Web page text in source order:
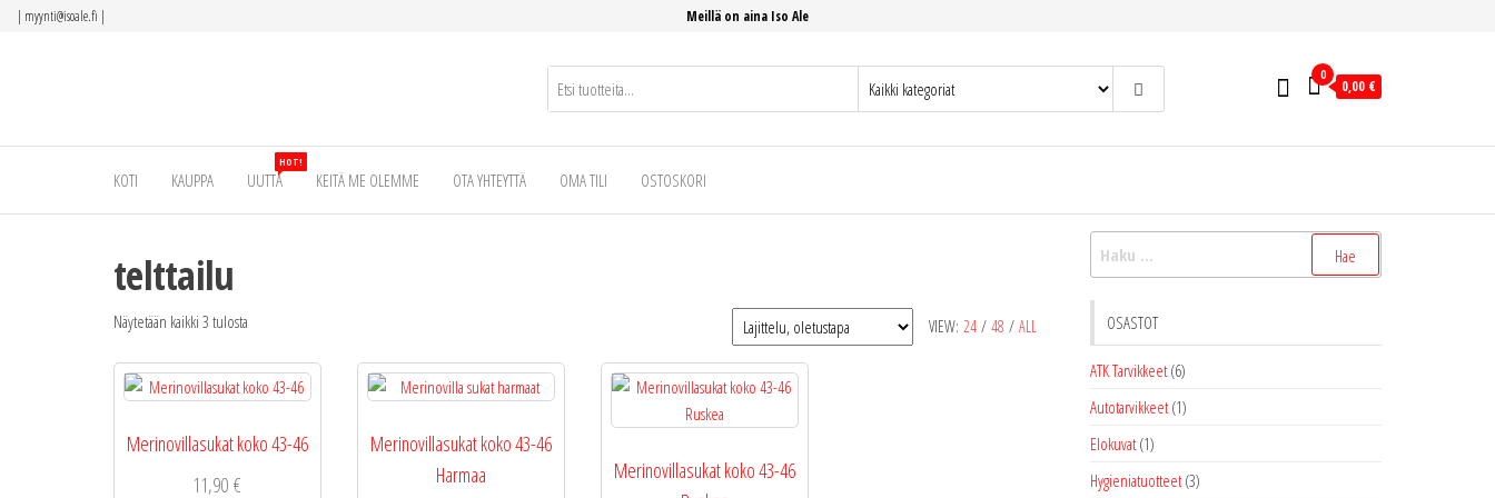
Siirry
| myynti@isoale.fi | Meillä on aina Iso Ale
0
0,00 €
KOTI KAUPPA UUTTA
HOT!
KEITÄ ME OLEMME OTA YHTEYTTÄ OMA TILI OSTOSKORI
telttailu
VIEW: 24 / 48 / ALL
Näytetään kaikki 3 tulosta
Merinovillasukat koko 43-46
11,90€
Merinovillasukat koko 43-46
Harmaa
Merinovillasukat koko 43-46
Haku:
OSASTOT
ATK Tarvikkeet (6)
Autotarvikkeet (1)
Elokuvat (1)
Hygieniatuotteet (3)